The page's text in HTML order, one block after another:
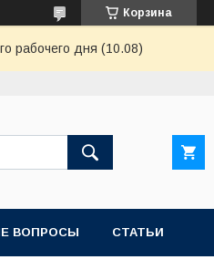
Корзина
рабочего дня (10.08)
ВОПРОСЫ СТАТЬИ